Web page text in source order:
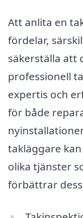
Att anlita en
fördelar,
säkerställa att
professionell
expertis och
för både
takläggare
olika tjänster
förbättrar